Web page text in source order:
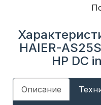
HAIER-
HP DC
Описание